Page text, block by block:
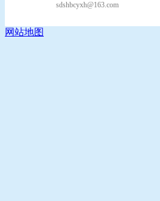
sdshbcyxh@163.com
网站地图